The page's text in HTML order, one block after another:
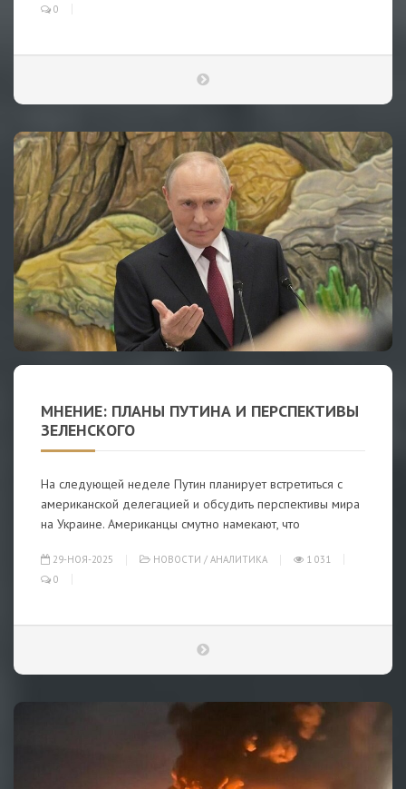
0
МНЕНИЕ: ПЛАНЫ ПУТИНА И ПЕРСПЕКТИВЫ
ЗЕЛЕНСКОГО
На следующей неделе Путин планирует встретиться с
американской делегацией и обсудить перспективы мира
на Украине. Американцы смутно намекают, что
29-НОЯ-2025 НОВОСТИ / АНАЛИТИКА
1 031
0